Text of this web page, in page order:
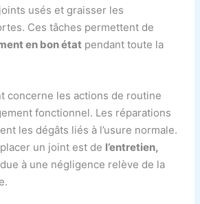
usés et graisser les
Ces tâches permettent de
en bon état pendant toute la
concerne les actions de routine
fonctionnel. Les réparations
les dégâts liés à l’usure normale.
un joint est de l’entretien,
due à une négligence relève de la